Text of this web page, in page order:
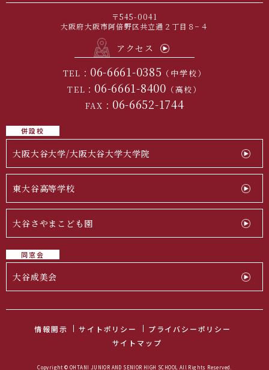
〒545-0041
大阪府大阪市阿倍野区共立通２丁目８−４
アクセス
TEL： 06-6661-0385 （中学校）
TEL： 06-6661-8400 （高校）
FAX： 06-6652-1744
併設校
大阪大谷大学/大阪大谷大学大学院
東大谷高等学校
大谷さやまこども園
同窓会
大谷成美会
情報開示 サイトポリシー
プライバシーポリシー
サイトマップ
Copyright © OHTANI JUNIOR AND SENIOR HIGH SCHOOL All Rights Reserved.